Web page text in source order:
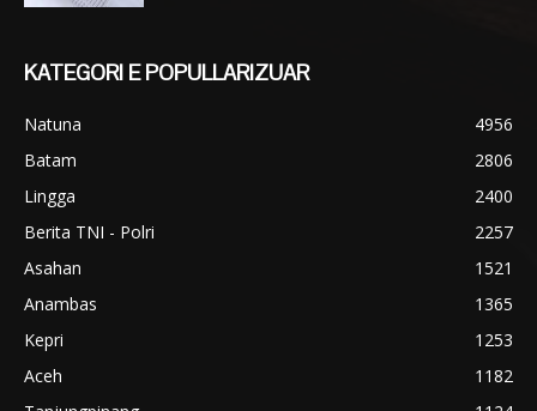
KATEGORI E POPULLARIZUAR
Natuna
4956
Batam
2806
Lingga
2400
Berita TNI - Polri
2257
Asahan
1521
Anambas
1365
Kepri
1253
Aceh
1182